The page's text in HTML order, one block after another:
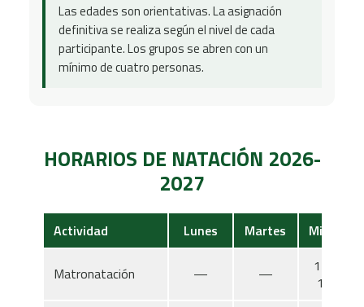
Las edades son orientativas. La asignación
definitiva se realiza según el nivel de cada
participante. Los grupos se abren con un
mínimo de cuatro personas.
HORARIOS DE NATACIÓN 2026-
2027
Actividad Lunes Martes Miércoles
Matronatación — —
17:30h-
18:00h